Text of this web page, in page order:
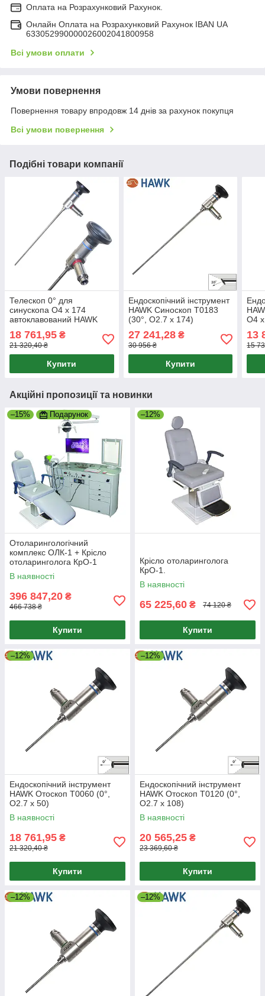
Оплата на Розрахунковий Рахунок.
Онлайн Оплата на Розрахунковий Рахунок IBAN UA
633052990000026002041800958
Всі умови оплати
Умови повернення
Повернення товару впродовж 14 днів за рахунок покупця
Всі умови повернення
Подібні товари компанії
Телескоп 0° для
синускопа O4 x 174
автоклавований HAWK
Т3183J
18 761,95 ₴
21 320,40 ₴
Купити
Ендоскопічний інструмент
HAWK Синоскоп T0183
(30°, O2.7 x 174)
27 241,28₴
30 956 ₴
Купити
O4
13
15
Акційні пропозиції та новинки
–15% Подарунок
Отоларингологічний
комплекс ОЛК-1 + Крісло
отоларинголога КрО-1
В наявності
396 847,20 ₴
466 738 ₴
Купити
–12%
Крісло отоларинголога
КрО-1.
В наявності
65 225,60 ₴ 74 120 ₴
Купити
–12%
Ендоскопічний інструмент
HAWK Отоскоп T0060 (0°,
O2.7 x 50)
В наявності
18 761,95 ₴
21 320,40 ₴
Купити
–12%
Ендоскопічний інструмент
HAWK Отоскоп T0120 (0°,
O2.7 x 108)
В наявності
20 565,25 ₴
23 369,60 ₴
Купити
–12% –12%